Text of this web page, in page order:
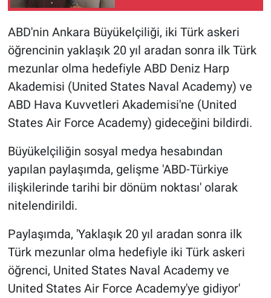
ABD'nin Ankara Büyükelçiliği, iki Türk askeri
öğrencinin yaklaşık 20 yıl aradan sonra ilk Türk
mezunlar olma hedefiyle ABD Deniz Harp
Akademisi (United States Naval Academy) ve
ABD Hava Kuvvetleri Akademisi'ne (United
States Air Force Academy) gideceğini bildirdi.
Büyükelçiliğin sosyal medya hesabından
yapılan paylaşımda, gelişme 'ABD-Türkiye
ilişkilerinde tarihi bir dönüm noktası' olarak
nitelendirildi.
Paylaşımda, 'Yaklaşık 20 yıl aradan sonra ilk
Türk mezunlar olma hedefiyle iki Türk askeri
öğrenci, United States Naval Academy ve
United States Air Force Academy'ye gidiyor'